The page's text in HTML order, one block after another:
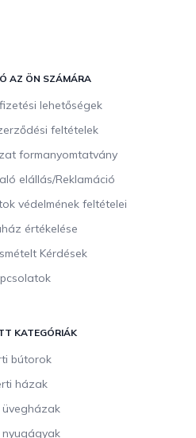
AZ ÖN SZÁMÁRA
lehetőségek
feltételek
formanyomtatvány
elállás/Reklamáció
védelmének feltételei
értékelése
Kérdések
KATEGÓRIÁK
bútorok
házak
üvegházak
nyugágyak